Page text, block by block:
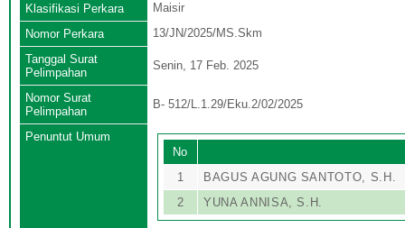
Klasifikasi Perkara
Maisir
Nomor Perkara
13/JN/2025/MS.Skm
Tanggal Surat
Pelimpahan
Senin, 17 Feb. 2025
Nomor Surat
Pelimpahan
B- 512/L.1.29/Eku.2/02/2025
Penuntut Umum
No
1
BAGUS AGUNG SANTOTO, S.H.
2
YUNA ANNISA, S.H.